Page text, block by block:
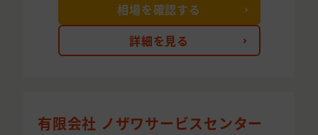
詳細を見る
相場を確認する
有限会社 ノザワサービスセンター